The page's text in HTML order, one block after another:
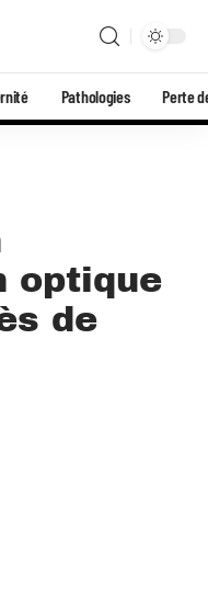
Pathologies Perte
optique
de